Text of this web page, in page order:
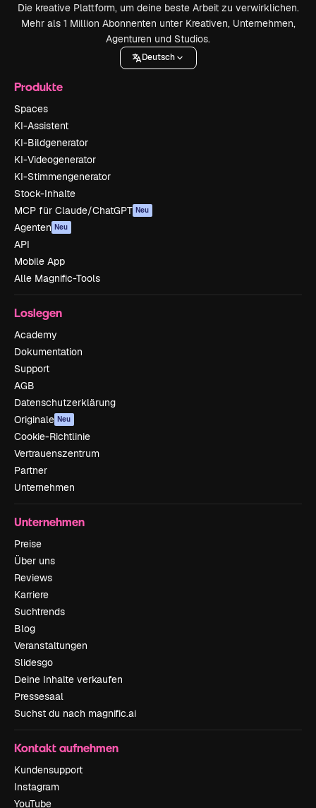
Die kreative Plattform, um deine beste Arbeit zu verwirklichen.
Mehr als 1 Million Abonnenten unter Kreativen, Unternehmen,
Agenturen und Studios.
Deutsch
Produkte
Spaces
KI-Assistent
KI-Bildgenerator
KI-Videogenerator
KI-Stimmengenerator
Stock-Inhalte
MCP für Claude/ChatGPT Neu
Agenten Neu
API
Mobile App
Alle Magnific-Tools
Loslegen
Academy
Dokumentation
Support
AGB
Datenschutzerklärung
Originale Neu
Cookie-Richtlinie
Vertrauenszentrum
Partner
Unternehmen
Unternehmen
Preise
Über uns
Reviews
Karriere
Suchtrends
Blog
Veranstaltungen
Slidesgo
Deine Inhalte verkaufen
Pressesaal
Suchst du nach magnific.ai
Kontakt aufnehmen
Kundensupport
Instagram
YouTube